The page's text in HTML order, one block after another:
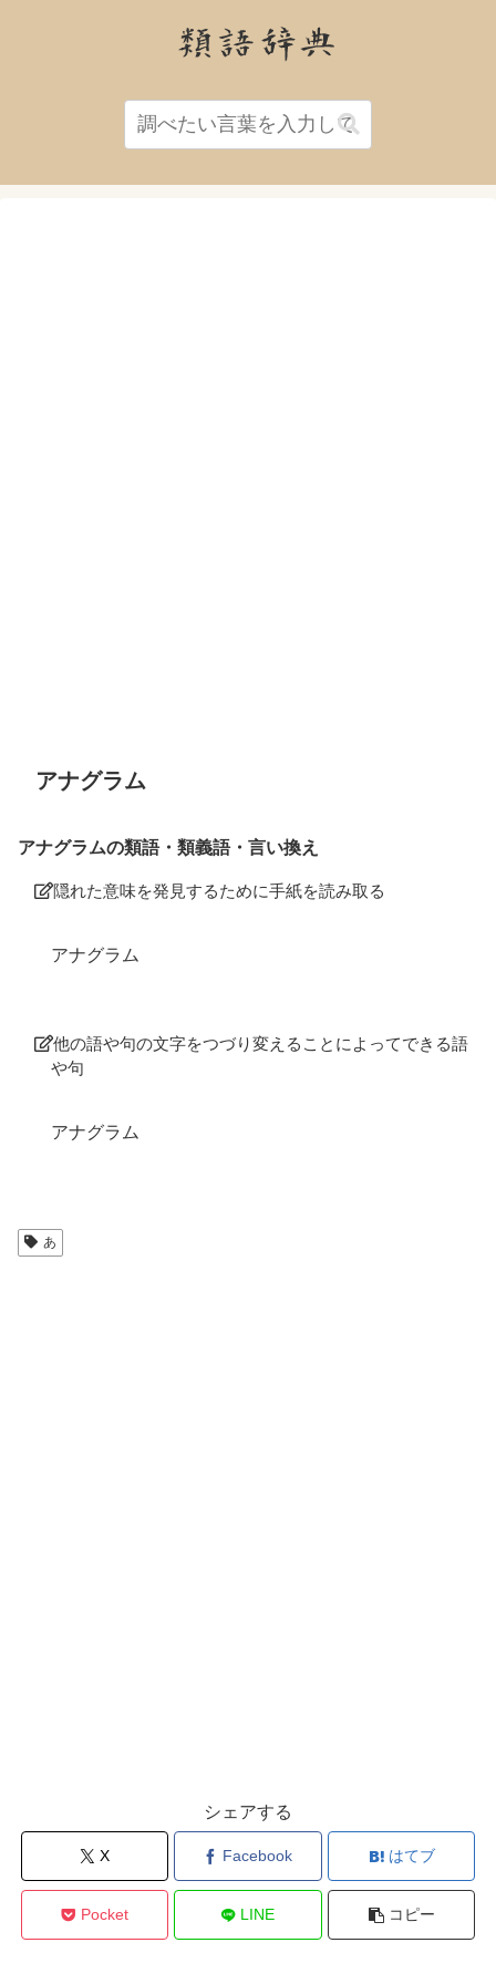
アナグラム
アナグラムの類語・類義語・言い換え
隠れた意味を発見するために手紙を読み取る
アナグラム
他の語や句の文字をつづり変えることによってできる語
や句
アナグラム
あ
シェアする
X Facebook はてブ
Pocket LINE コピー